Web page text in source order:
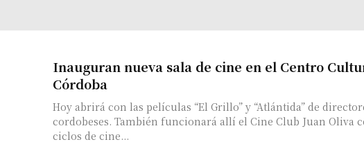
Inauguran nueva sala de cine en el Centro
Córdoba
Hoy abrirá con las películas “El Grillo” y “Atlántida” de
cordobeses. También funcionará allí el Cine Club Juan Oliva
ciclos de cine...